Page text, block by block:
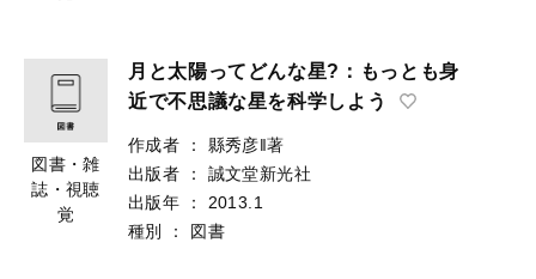
図書・雑
誌・視聴
覚
月と太陽ってどんな星?：もっとも身
近で不思議な星を科学しよう
作成者 ：
縣秀彦‖著
出版者
：
誠文堂新光社
出版年
：
2013.1
種別
： 図書